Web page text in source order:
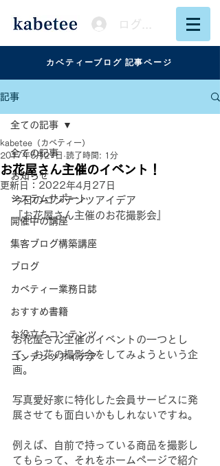
ログイン
カベティーブログ 記事ページ
記事
全ての記事
お知らせ
システムサポート
開催中の講座
集客ブログ構築講座
ブログ
カベティー業務日誌
おすすめ書籍
お役立ちコンテンツ
コンテンツアイデア
全ての記事
お花屋さん主催のイベント！
kabetee（カベティー）
2017年5月27日 読了時間: 1分
更新日： 2022年4月27日
今日のコンテンツアイデア
『お花屋さん主催のお花撮影会』
お花屋さん主催のイベントの一つとし
て、お花の撮影会をしてみようという企
画。
写真愛好家に特化した会員サービスに発
展させても面白いかもしれないですね。
例えば、自前で持っている商品を撮影し
てもらって、それをホームページで紹介